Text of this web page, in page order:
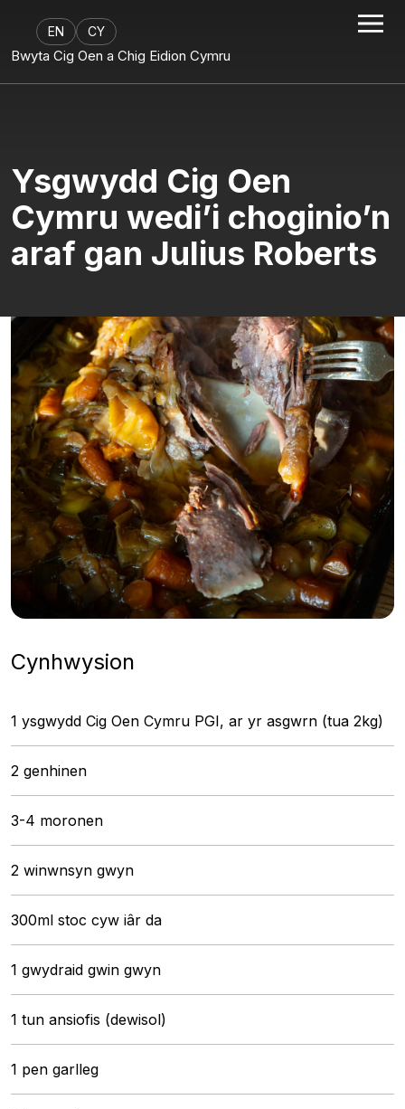
EN CY
Bwyta Cig Oen a Chig Eidion Cymru
Ysgwydd Cig Oen
Cymru wedi’i choginio’n
araf gan Julius Roberts
Cynhwysion
1 ysgwydd Cig Oen Cymru PGI, ar yr asgwrn (tua 2kg)
2 genhinen
3-4 moronen
2 winwnsyn gwyn
300ml stoc cyw iâr da
1 gwydraid gwin gwyn
1 tun ansiofis (dewisol)
1 pen garlleg